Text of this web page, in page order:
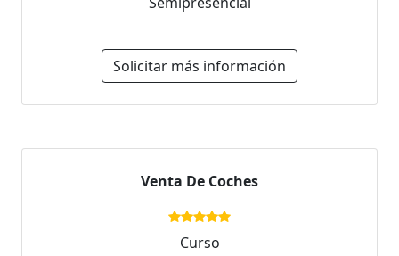
Solicitar más información
Venta De Coches
Curso